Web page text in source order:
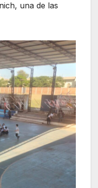
una de las